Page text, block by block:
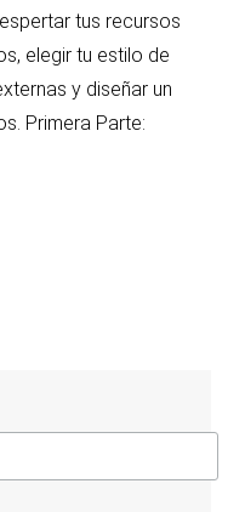
tus recursos
elegir tu estilo de
y diseñar un
Primera Parte: